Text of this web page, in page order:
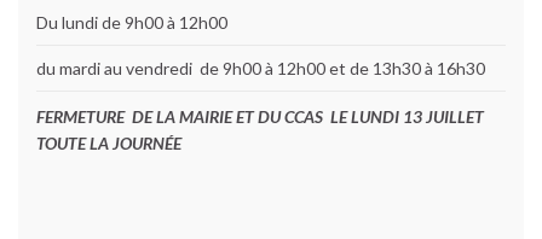
Du lundi de 9h00 à 12h00
du mardi au vendredi de 9h00 à 12h00 et de 13h30 à 16h30
FERMETURE DE LA MAIRIE ET DU CCAS LE LUNDI 13 JUILLET
TOUTE LA JOURNÉE